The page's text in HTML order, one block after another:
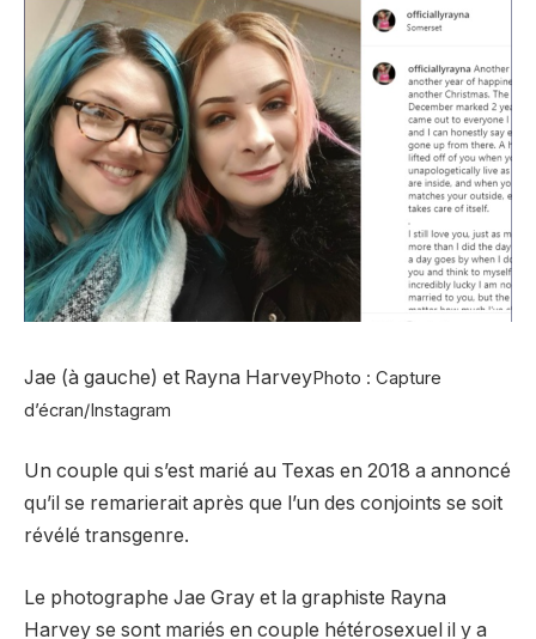
Jae (à gauche) et Rayna HarveyPhoto : Capture
d’écran/Instagram
Un couple qui s’est marié au Texas en 2018 a annoncé
qu’il se remarierait après que l’un des conjoints se soit
révélé transgenre.
Le photographe Jae Gray et la graphiste Rayna
Harvey se sont mariés en couple hétérosexuel il y a